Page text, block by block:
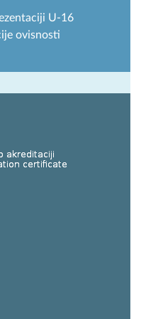
U-16
ovisnosti